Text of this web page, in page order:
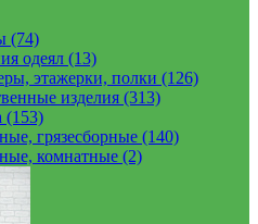
(74)
одеял (13)
этажерки, полки (126)
изделия (313)
(153)
грязесборные (140)
комнатные (2)